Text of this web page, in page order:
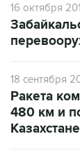
16 октября
18 сентября
Ракета
480 км и
Казахстане